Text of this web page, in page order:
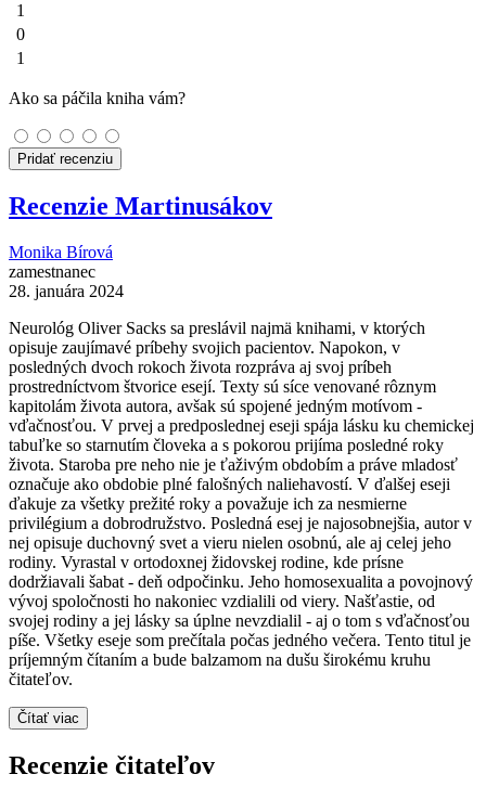
1
0
1
Ako sa páčila kniha vám?
Pridať recenziu
Recenzie Martinusákov
Monika Bírová
zamestnanec
28. januára 2024
Neurológ Oliver Sacks sa preslávil najmä knihami, v ktorých
opisuje zaujímavé príbehy svojich pacientov. Napokon, v
posledných dvoch rokoch života rozpráva aj svoj príbeh
prostredníctvom štvorice esejí. Texty sú síce venované rôznym
kapitolám života autora, avšak sú spojené jedným motívom -
vďačnosťou. V prvej a predposlednej eseji spája lásku ku chemickej
tabuľke so starnutím človeka a s pokorou prijíma posledné roky
života. Staroba pre neho nie je ťaživým obdobím a práve mladosť
označuje ako obdobie plné falošných naliehavostí. V ďalšej eseji
ďakuje za všetky prežité roky a považuje ich za nesmierne
privilégium a dobrodružstvo. Posledná esej je najosobnejšia, autor v
nej opisuje duchovný svet a vieru nielen osobnú, ale aj celej jeho
rodiny. Vyrastal v ortodoxnej židovskej rodine, kde prísne
dodržiavali šabat - deň odpočinku. Jeho homosexualita a povojnový
vývoj spoločnosti ho nakoniec vzdialili od viery. Našťastie, od
svojej rodiny a jej lásky sa úplne nevzdialil - aj o tom s vďačnosťou
píše. Všetky eseje som prečítala počas jedného večera. Tento titul je
príjemným čítaním a bude balzamom na dušu širokému kruhu
čitateľov.
Čítať viac
Recenzie čitateľov